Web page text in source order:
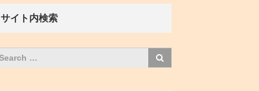
サイト内検索